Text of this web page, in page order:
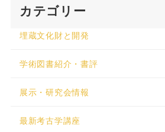
カテゴリー
埋蔵文化財と開発
学術図書紹介・書評
展示・研究会情報
最新考古学講座